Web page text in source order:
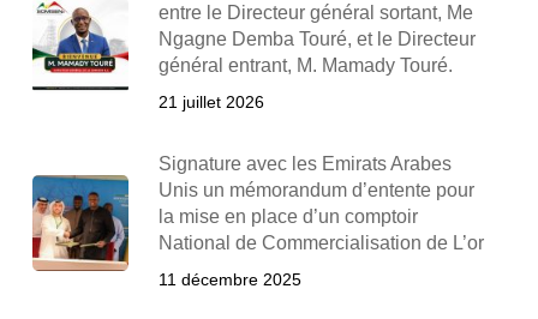
entre le Directeur général sortant, Me
Ngagne Demba Touré, et le Directeur
général entrant, M. Mamady Touré.
21 juillet 2026
Signature avec les Emirats Arabes
Unis un mémorandum d’entente pour
la mise en place d’un comptoir
National de Commercialisation de L’or
11 décembre 2025